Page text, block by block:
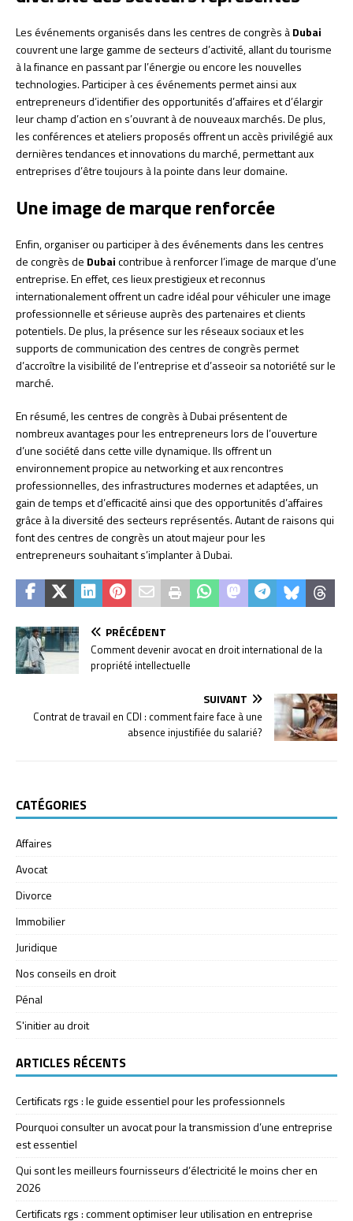
Les événements organisés dans les centres de congrès àDubai
couvrent une large gamme de secteurs d’activité, allant du tourisme
à la finance en passant par l’énergie ou encore les nouvelles
technologies. Participer à ces événements permet ainsi aux
entrepreneurs d’identifier des opportunités d’affaires et d’élargir
leur champ d’action en s’ouvrant à de nouveaux marchés. De plus,
les conférences et ateliers proposés offrent un accès privilégié aux
dernières tendances et innovations du marché, permettant aux
entreprises d’être toujours à la pointe dans leur domaine.
Une image de marque renforcée
Enfin, organiser ou participer à des événements dans les centres
de congrès de Dubaicontribue à renforcer l’image de marque d’une
entreprise. En effet, ces lieux prestigieux et reconnus
internationalement offrent un cadre idéal pour véhiculer une image
professionnelle et sérieuse auprès des partenaires et clients
potentiels. De plus, la présence sur les réseaux sociaux et les
supports de communication des centres de congrès permet
d’accroître la visibilité de l’entreprise et d’asseoir sa notoriété sur le
marché.
En résumé, les centres de congrès à Dubai présentent de
nombreux avantages pour les entrepreneurs lors de l’ouverture
d’une société dans cette ville dynamique. Ils offrent un
environnement propice au networking et aux rencontres
professionnelles, des infrastructures modernes et adaptées, un
gain de temps et d’efficacité ainsi que des opportunités d’affaires
grâce à la diversité des secteurs représentés. Autant de raisons qui
font des centres de congrès un atout majeur pour les
entrepreneurs souhaitant s’implanter à Dubai.
PRÉCÉDENT
Comment devenir avocat en droit international de la
propriété intellectuelle
SUIVANT
Contrat de travail en CDI : comment faire face à une
absence injustifiée du salarié?
CATÉGORIES
Affaires
Avocat
Divorce
Immobilier
Juridique
Nos conseils en droit
Pénal
S'initier au droit
ARTICLES RÉCENTS
Certificats rgs : le guide essentiel pour les professionnels
Pourquoi consulter un avocat pour la transmission d’une entreprise
est essentiel
Qui sont les meilleurs fournisseurs d’électricité le moins cher en
2026
Certificats rgs : comment optimiser leur utilisation en entreprise